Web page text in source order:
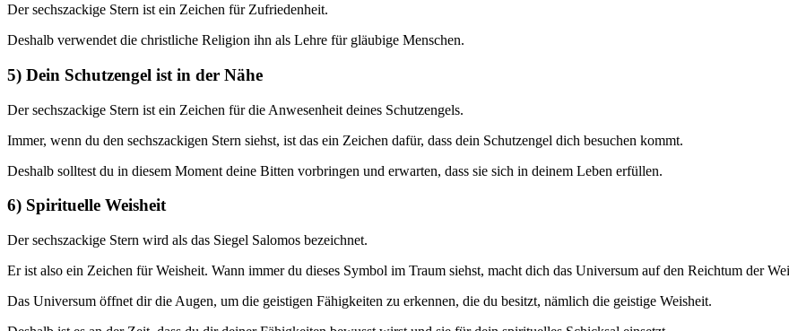
Der sechszackige Stern ist ein Zeichen für Zufriedenheit.
Deshalb verwendet die christliche Religion ihn als Lehre für gläubige Menschen.
5) Dein Schutzengel ist in der Nähe
Der sechszackige Stern ist ein Zeichen für die Anwesenheit deines Schutzengels.
Immer, wenn du den sechszackigen Stern siehst, ist das ein Zeichen dafür, dass dein Schutzengel dich besuchen kommt.
Deshalb solltest du in diesem Moment deine Bitten vorbringen und erwarten, dass sie sich in deinem Leben erfüllen.
6) Spirituelle Weisheit
Der sechszackige Stern wird als das Siegel Salomos bezeichnet.
Er ist also ein Zeichen für Weisheit. Wann immer du dieses Symbol im Traum siehst, macht dich das Universum auf den Reichtum der
Das Universum öffnet dir die Augen, um die geistigen Fähigkeiten zu erkennen, die du besitzt, nämlich die geistige Weisheit.